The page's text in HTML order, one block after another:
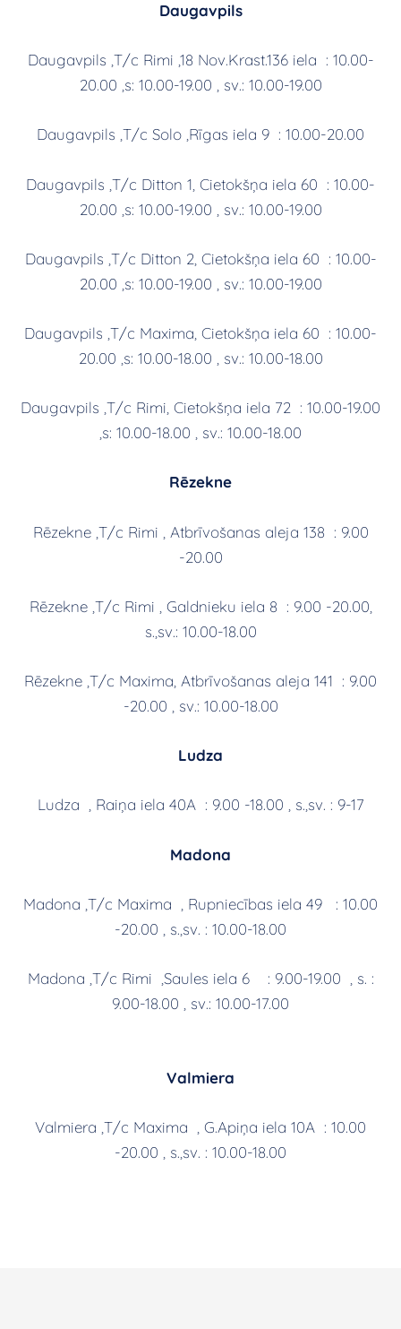
Daugavpils
Daugavpils ,T/c Rimi ,18 Nov.Krast.136 iela : 10.00-
20.00 ,s: 10.00-19.00 , sv.: 10.00-19.00
Daugavpils ,T/c Solo ,Rīgas iela 9 : 10.00-20.00
Daugavpils ,T/c Ditton 1, Cietokšņa iela 60 : 10.00-
20.00 ,s: 10.00-19.00 , sv.: 10.00-19.00
Daugavpils ,T/c Ditton 2, Cietokšņa iela 60 : 10.00-
20.00 ,s: 10.00-19.00 , sv.: 10.00-19.00
Daugavpils ,T/c Maxima, Cietokšņa iela 60 : 10.00-
20.00 ,s: 10.00-18.00 , sv.: 10.00-18.00
Daugavpils ,T/c Rimi, Cietokšņa iela 72 : 10.00-19.00
,s: 10.00-18.00 , sv.: 10.00-18.00
Rēzekne
Rēzekne ,T/c Rimi , Atbrīvošanas aleja 138 : 9.00
-20.00
Rēzekne ,T/c Rimi , Galdnieku iela 8 : 9.00 -20.00,
s.,sv.: 10.00-18.00
Rēzekne ,T/c Maxima, Atbrīvošanas aleja 141 : 9.00
-20.00 , sv.: 10.00-18.00
Ludza
Ludza , Raiņa iela 40A : 9.00 -18.00 , s.,sv. : 9-17
Madona
Madona ,T/c Maxima , Rupniecības iela 49 : 10.00
-20.00 , s.,sv. : 10.00-18.00
Madona ,T/c Rimi ,Saules iela 6 : 9.00-19.00 , s. :
9.00-18.00 , sv.: 10.00-17.00
Valmiera
Valmiera ,T/c Maxima , G.Apiņa iela 10A : 10.00
-20.00 , s.,sv. : 10.00-18.00